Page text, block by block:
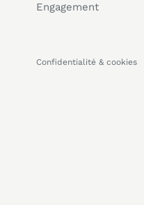
Engagement
Confidentialité & cookies